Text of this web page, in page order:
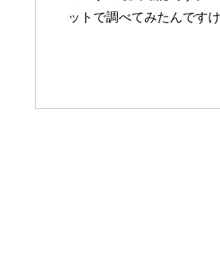
ットで調べてみたんです